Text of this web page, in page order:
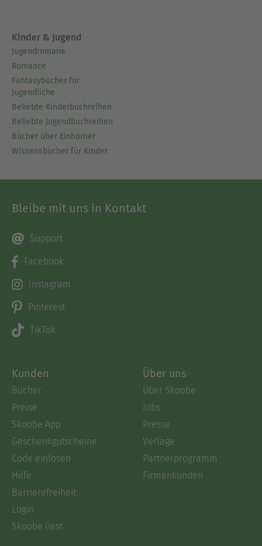
Kinder & Jugend
Jugendromane
Romance
Fantasybücher für
Jugendliche
Beliebte Kinderbuchreihen
Beliebte Jugendbuchreihen
Bücher über Einhörner
Wissensbücher für Kinder
Bleibe mit uns in Kontakt
Support
Facebook
Instagram
Pinterest
TikTok
Kunden
Bücher
Preise
Skoobe App
Geschenkgutscheine
Code einlösen
Hilfe
Barrierefreiheit
Login
Skoobe liest
Über uns
Über Skoobe
Jobs
Presse
Verlage
Partnerprogramm
Firmenkunden